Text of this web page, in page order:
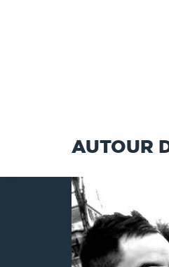
AUTOUR